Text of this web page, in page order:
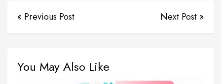
« Previous Post Next Post »
You May Also Like